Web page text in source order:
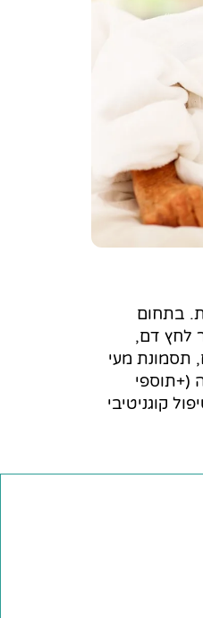
בתחום
לחץ דם,
תסמונת מעי
(+תוספי
קוגניטיבי